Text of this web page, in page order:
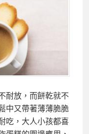
耐放，而餅乾就不
中又帶著薄薄脆脆
吃，大人小孩都喜